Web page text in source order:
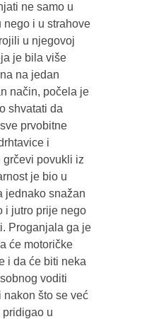
ne samo u
i u strahove
u njegovoj
je bila više
na jedan
način, počela je
shvatati da
prvobitne
i
grčevi povukli iz
je bio u
jednako snažan
i jutro prije nego
Proganjala ga je
će motoričke
i da će biti neka
voditi
što se već
pridigao u